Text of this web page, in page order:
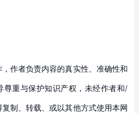
作者负责内容的真实性、准确性和
尊重与保护知识产权，未经作者和/
制、转载、或以其他方式使用本网